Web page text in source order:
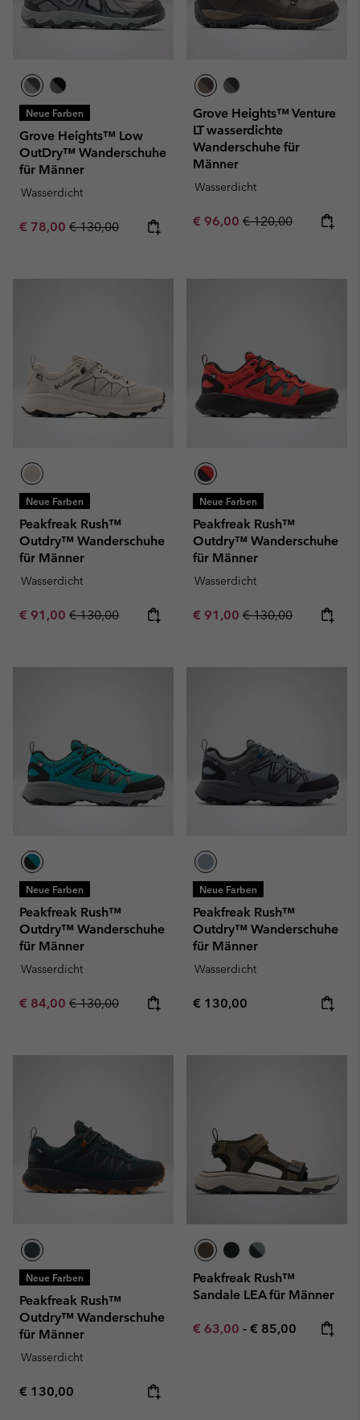
Neue Farben
Grove Heights™ Low
OutDry™ Wanderschuhe
für Männer
Wasserdicht
Sale price:
€ 78,00 Regular price:
€ 130,00
Grove Heights™ Venture
LT wasserdichte
Wanderschuhe für
Männer
Wasserdicht
Sale price:
€ 96,00 Regular price:
€ 120,00
Neue Farben
Peakfreak Rush™
Outdry™ Wanderschuhe
für Männer
Wasserdicht
Sale price:
€ 91,00 Regular price:
€ 130,00
Neue Farben
Peakfreak Rush™
Outdry™ Wanderschuhe
für Männer
Wasserdicht
Sale price:
€ 91,00 Regular price:
€ 130,00
Neue Farben
Peakfreak Rush™
Outdry™ Wanderschuhe
für Männer
Wasserdicht
Sale price:
€ 84,00 Regular price:
€ 130,00
Neue Farben
Peakfreak Rush™
Outdry™ Wanderschuhe
für Männer
Wasserdicht
Regular price:
€ 130,00
Neue Farben
Peakfreak Rush™
Outdry™ Wanderschuhe
für Männer
Wasserdicht
Regular price:
€ 130,00
Peakfreak Rush™
Sandale LEA für Männer
Minimum sale price:
€ 63,00 - Maximum price:
€ 85,00